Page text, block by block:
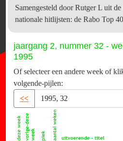
Samengesteld door Rutger L uit
nationale hitlijsten: de Rabo Top
jaargang 2, nummer 32 -
1995
Of selecteer een andere week of
volgende-pijlen:
<<